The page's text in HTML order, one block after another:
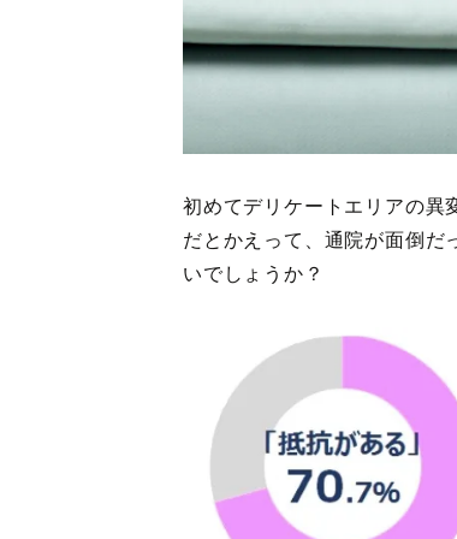
初めてデリケートエリアの異
だとかえって、通院が面倒だ
いでしょうか？